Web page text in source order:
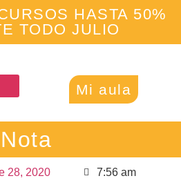
HASTA 50%
TODO JULIO
Mi aula
Nota
28, 2020
7:56 am